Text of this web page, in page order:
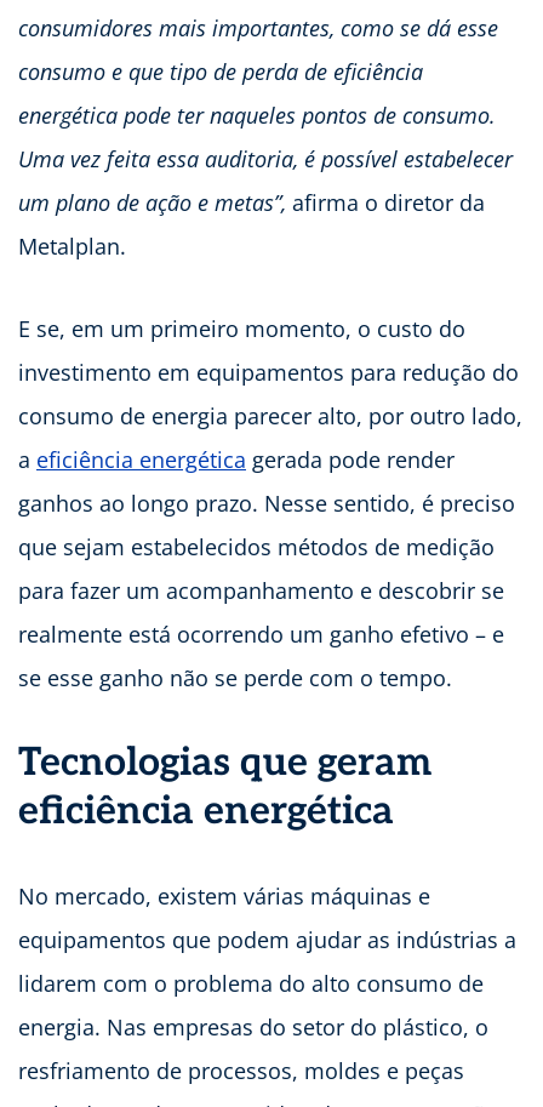
consumidores mais importantes, como se dá esse
consumo e que tipo de perda de eficiência
energética pode ter naqueles pontos de consumo.
Uma vez feita essa auditoria, é possível estabelecer
um plano de ação e metas”, afirma o diretor da
Metalplan.
E se, em um primeiro momento, o custo do
investimento em equipamentos para redução do
consumo de energia parecer alto, por outro lado,
a eficiência energética gerada pode render
ganhos ao longo prazo. Nesse sentido, é preciso
que sejam estabelecidos métodos de medição
para fazer um acompanhamento e descobrir se
realmente está ocorrendo um ganho efetivo – e
se esse ganho não se perde com o tempo.
Tecnologias que geram
eficiência energética
No mercado, existem várias máquinas e
equipamentos que podem ajudar as indústrias a
lidarem com o problema do alto consumo de
energia. Nas empresas do setor do plástico, o
resfriamento de processos, moldes e peças